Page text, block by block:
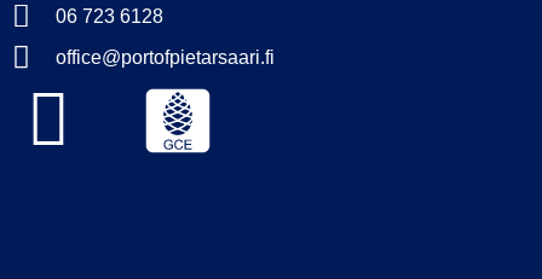
06 723 6128
office@portofpietarsaari.fi